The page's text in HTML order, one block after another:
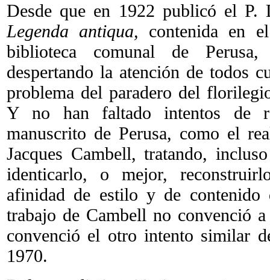
Desde que en 1922 publicó el P.
Legenda antiqua, contenida en
biblioteca comunal de
despertando la atención de todos
problema del paradero del
Y no han faltado intentos de
manuscrito de Perusa, como el
Jacques Cambell, tratando,
identicarlo, o mejor,
afinidad de estilo y de contenido
trabajo de Cambell no convenció
convenció el otro intento similar
1970.